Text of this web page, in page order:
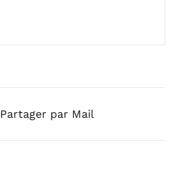
Partager par Mail